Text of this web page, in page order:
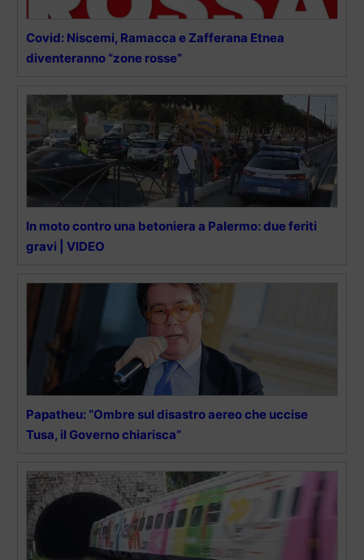
Covid: Niscemi, Ramacca e Zafferana Etnea
diventeranno “zone rosse”
In moto contro una betoniera a Palermo: due feriti
gravi | VIDEO
Papatheu: “Ombre sul disastro aereo che uccise
Tusa, il Governo chiarisca”